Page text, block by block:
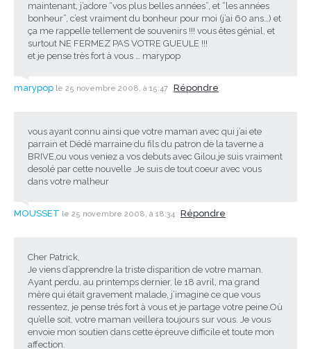
maintenant, j’adore “vos plus belles années”, et “les années
bonheur”, c’est vraiment du bonheur pour moi (j’ai 60 ans…) et
ça me rappelle tellement de souvenirs !!! vous êtes génial, et
surtout NE FERMEZ PAS VOTRE GUEULE !!!
et je pense très fort à vous … marypop
marypop le 25 novembre 2008, à 15:47 Répondre
vous ayant connu ainsi que votre maman avec qui j’ai ete
parrain et Dédé marraine du fils du patron de la taverne a
BRIVE,ou vous veniez a vos debuts avec Gilou,je suis vraiment
desolé par cette nouvelle .Je suis de tout coeur avec vous
dans votre malheur
MOUSSET le 25 novembre 2008, à 18:34 Répondre
Cher Patrick,
Je viens d’apprendre la triste disparition de votre maman.
Ayant perdu, au printemps dernier, le 18 avril, ma grand
mère qui était gravement malade, j’imagine ce que vous
ressentez, je pense trés fort à vous et je partage votre peine.Où
qu’elle soit, votre maman veillera toujours sur vous. Je vous
envoie mon soutien dans cette épreuve difficile et toute mon
affection.